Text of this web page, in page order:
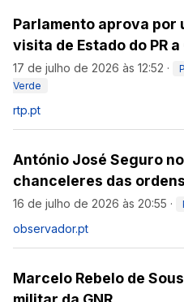
Parlamento aprova por
visita de Estado do PR
17 de julho de 2026 às 12:52 ·
Verde
rtp.pt
António José Seguro
chanceleres das
16 de julho de 2026 às 20:55 ·
observador.pt
Marcelo Rebelo de